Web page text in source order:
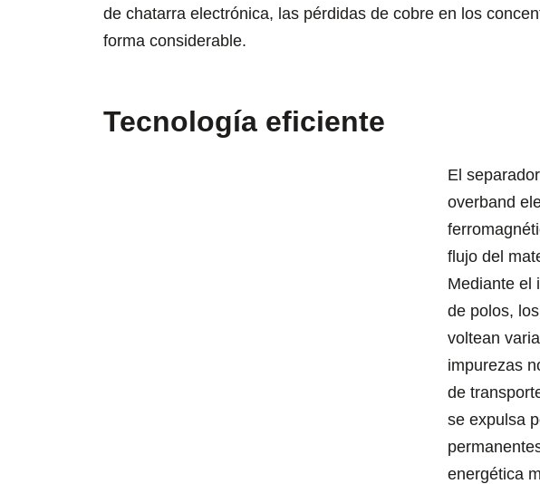
de chatarra electrónica, las pérdidas de cobre en los
forma considerable.
Tecnología eficiente
El
overband
flujo del
Mediante el
de polos,
voltean
impurezas
de
se expulsa
energética